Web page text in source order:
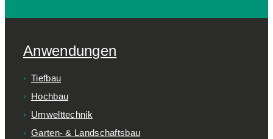
Anwendungen
Tiefbau
Hochbau
Umwelttechnik
Garten- & Landschaftsbau